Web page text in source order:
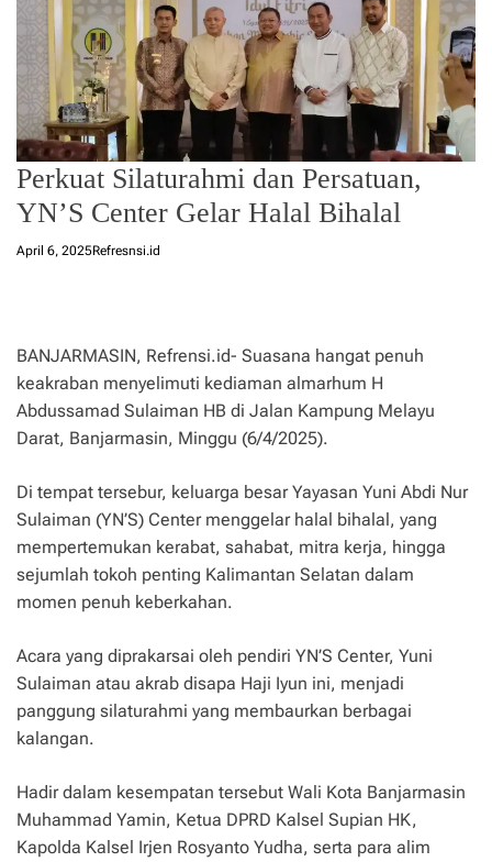
Perkuat Silaturahmi dan Persatuan,
YN’S Center Gelar Halal Bihalal
April 6, 2025Refresnsi.id
BANJARMASIN, Refrensi.id- Suasana hangat penuh
keakraban menyelimuti kediaman almarhum H
Abdussamad Sulaiman HB di Jalan Kampung Melayu
Darat, Banjarmasin, Minggu (6/4/2025).
Di tempat tersebur, keluarga besar Yayasan Yuni Abdi Nur
Sulaiman (YN’S) Center menggelar halal bihalal, yang
mempertemukan kerabat, sahabat, mitra kerja, hingga
sejumlah tokoh penting Kalimantan Selatan dalam
momen penuh keberkahan.
Acara yang diprakarsai oleh pendiri YN’S Center, Yuni
Sulaiman atau akrab disapa Haji Iyun ini, menjadi
panggung silaturahmi yang membaurkan berbagai
kalangan.
Hadir dalam kesempatan tersebut Wali Kota Banjarmasin
Muhammad Yamin, Ketua DPRD Kalsel Supian HK,
Kapolda Kalsel Irjen Rosyanto Yudha, serta para alim